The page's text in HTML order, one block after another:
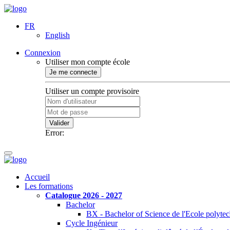
FR
English
Connexion
Utiliser mon compte école
Je me connecte
Utiliser un compte provisoire
Valider
Error:
Accueil
Les formations
Catalogue 2026 - 2027
Bachelor
BX - Bachelor of Science de l'Ecole
Cycle Ingénieur